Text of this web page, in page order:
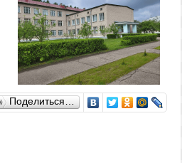
Поделиться…